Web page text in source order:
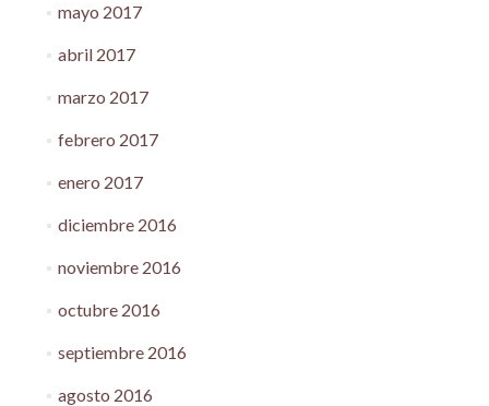
mayo 2017
abril 2017
marzo 2017
febrero 2017
enero 2017
diciembre 2016
noviembre 2016
octubre 2016
septiembre 2016
agosto 2016